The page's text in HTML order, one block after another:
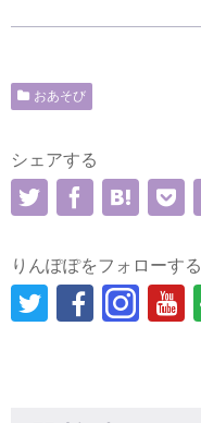
おあそび
シェアする
りんぽぽをフォローする